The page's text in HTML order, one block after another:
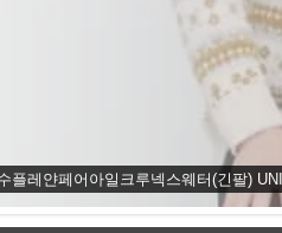
플레얀페어아일크루넥스웨터(긴팔)